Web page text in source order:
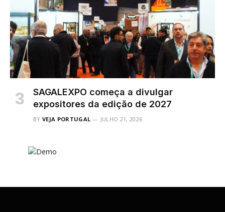
SAGALEXPO começa a divulgar
expositores da edição de 2027
BY VEJA PORTUGAL JULHO 21, 2026